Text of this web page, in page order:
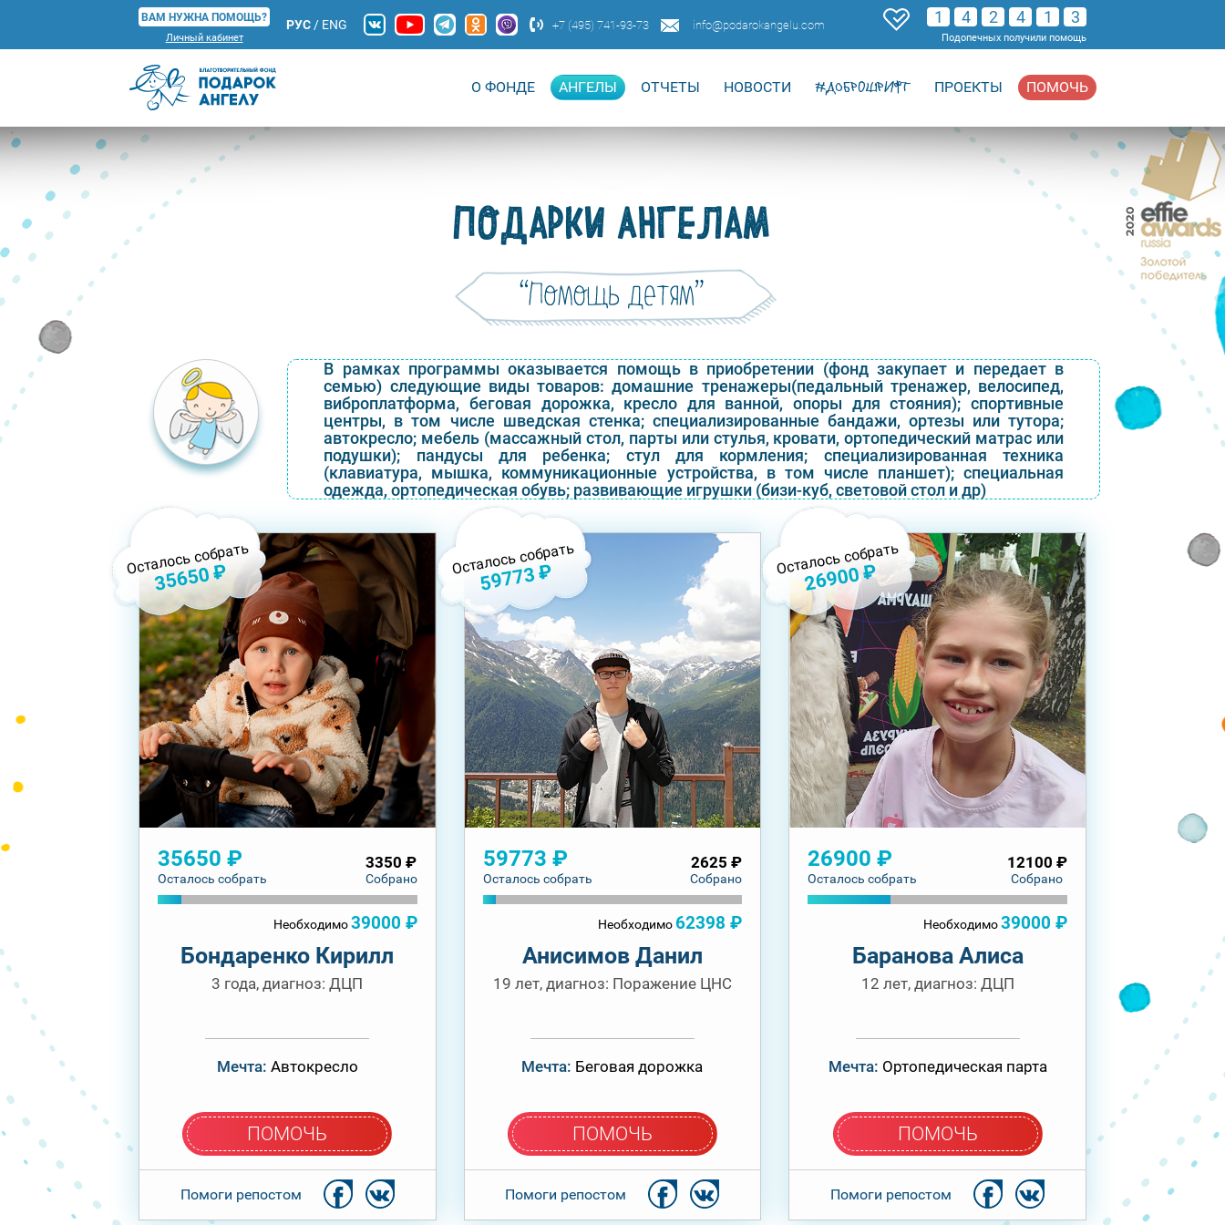
ВАМ НУЖНА ПОМОЩЬ?
Личный кабинет
РУС / ENG +7 (495) 741-93-73 info@podarokangelu.com 1 4 2 4 1 3
Подопечных получили помощь
О ФОНДЕ АНГЕЛЫ ОТЧЕТЫ НОВОСТИ #ДОБРОШРИФТ ПРОЕКТЫ ПОМОЧЬ
ПОДАРКИ АНГЕЛАМ
В рамках программы оказывается помощь в приобретении (фонд закупает и передает в
семью) следующие виды товаров: домашние тренажеры(педальный тренажер, велосипед,
виброплатформа, беговая дорожка, кресло для ванной, опоры для стояния); спортивные
центры, в том числе шведская стенка; специализированные бандажи, ортезы или тутора;
автокресло; мебель (массажный стол, парты или стулья, кровати, ортопедический матрас или
подушки); пандусы для ребенка; стул для кормления; специализированная техника
(клавиатура, мышка, коммуникационные устройства, в том числе планшет); специальная
одежда, ортопедическая обувь; развивающие игрушки (бизи-куб, световой стол и др)
Осталось собрать
35650 ₽
35650 ₽
Осталось собрать
3350 ₽
Собрано
Необходимо 39000 ₽
Бондаренко Кирилл
3 года, диагноз: ДЦП
Мечта: Автокресло
ПОМОЧЬ
Помоги репостом
Осталось собрать
59773 ₽
59773 ₽
Осталось собрать
2625 ₽
Собрано
Необходимо 62398 ₽
Анисимов Данил
19 лет, диагноз: Поражение ЦНС
Мечта: Беговая дорожка
ПОМОЧЬ
Помоги репостом
Осталось собрать
26900 ₽
26900 ₽
Осталось собрать
12100 ₽
Собрано
Необходимо39000 ₽
Баранова Алиса
12 лет, диагноз: ДЦП
Мечта: Ортопедическая парта
ПОМОЧЬ
Помоги репостом